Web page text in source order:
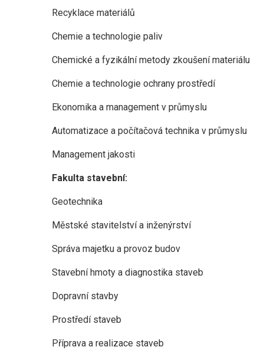
Recyklace materiálů
Chemie a technologie paliv
Chemické a fyzikální metody zkoušení materiálu
Chemie a technologie ochrany prostředí
Ekonomika a management v průmyslu
Automatizace a počítačová technika v průmyslu
Management jakosti
Fakulta stavební:
Geotechnika
Městské stavitelství a inženýrství
Správa majetku a provoz budov
Stavební hmoty a diagnostika staveb
Dopravní stavby
Prostředí staveb
Příprava a realizace staveb